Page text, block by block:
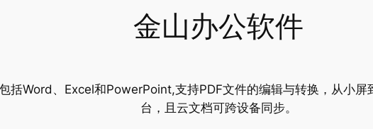
金山办公软件
括Word、Excel和PowerPoint,支持PDF文件的编辑与转换，从小屏
台，且云文档可跨设备同步。